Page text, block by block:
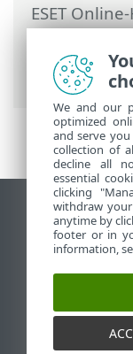
ESET
Security>
Verwaltung
Desktop-
End of Life
ESET
ESET-Forum
ESET Status
Regionaler
We and our
optimized
and serve
collection of
decline all
essential
clicking
withdraw
anytime by
footer or in
information,